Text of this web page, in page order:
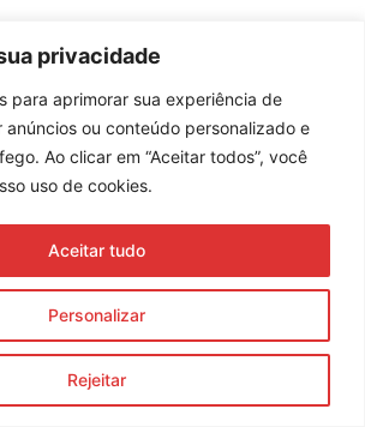
privacidade
para aprimorar sua experiência de
anúncios ou conteúdo personalizado e
Ao clicar em “Aceitar todos”, você
uso de cookies.
Personalizar
Rejeitar
Aceitar tudo
Enviar
Forte. Todos os direitos reservados
Privacidade e Termos de Uso